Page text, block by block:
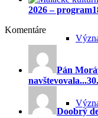
2026 – program
Komentáre
Pán
navštevovala...
Doobrý